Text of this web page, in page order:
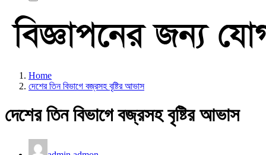
Home
দেশের তিন বিভাগে বজ্রসহ বৃষ্টির আভাস
দেশের তিন বিভাগে বজ্রসহ বৃষ্টির আভাস